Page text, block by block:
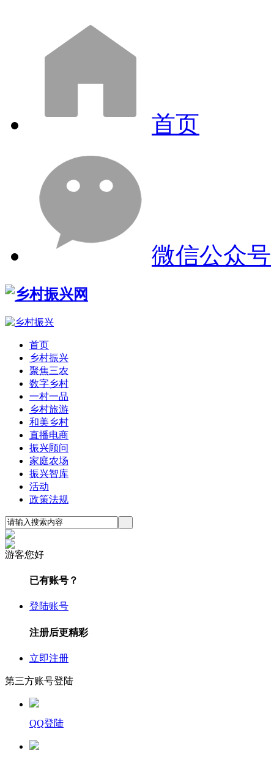
首页
微信公众号
首页
乡村振兴
聚焦三农
数字乡村
一村一品
乡村旅游
和美乡村
直播电商
振兴顾问
家庭农场
振兴智库
活动
政策法规
游客您好
已有账号？
登陆账号
注册后更精彩
立即注册
第三方账号登陆
QQ登陆